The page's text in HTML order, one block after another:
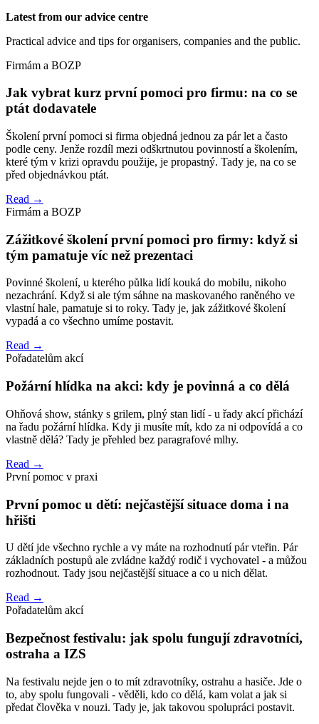
Latest from our advice centre
Practical advice and tips for organisers, companies and the public.
Firmám a BOZP
Jak vybrat kurz první pomoci pro firmu: na co se
ptát dodavatele
Školení první pomoci si firma objedná jednou za pár let a často
podle ceny. Jenže rozdíl mezi odškrtnutou povinností a školením,
které tým v krizi opravdu použije, je propastný. Tady je, na co se
před objednávkou ptát.
Read →
Firmám a BOZP
Zážitkové školení první pomoci pro firmy: když si
tým pamatuje víc než prezentaci
Povinné školení, u kterého půlka lidí kouká do mobilu, nikoho
nezachrání. Když si ale tým sáhne na maskovaného raněného ve
vlastní hale, pamatuje si to roky. Tady je, jak zážitkové školení
vypadá a co všechno umíme postavit.
Read →
Pořadatelům akcí
Požární hlídka na akci: kdy je povinná a co dělá
Ohňová show, stánky s grilem, plný stan lidí - u řady akcí přichází
na řadu požární hlídka. Kdy ji musíte mít, kdo za ni odpovídá a co
vlastně dělá? Tady je přehled bez paragrafové mlhy.
Read →
První pomoc v praxi
První pomoc u dětí: nejčastější situace doma i na
hřišti
U dětí jde všechno rychle a vy máte na rozhodnutí pár vteřin. Pár
základních postupů ale zvládne každý rodič i vychovatel - a můžou
rozhodnout. Tady jsou nejčastější situace a co u nich dělat.
Read →
Pořadatelům akcí
Bezpečnost festivalu: jak spolu fungují zdravotníci,
ostraha a IZS
Na festivalu nejde jen o to mít zdravotníky, ostrahu a hasiče. Jde o
to, aby spolu fungovali - věděli, kdo co dělá, kam volat a jak si
předat člověka v nouzi. Tady je, jak takovou spolupráci postavit.